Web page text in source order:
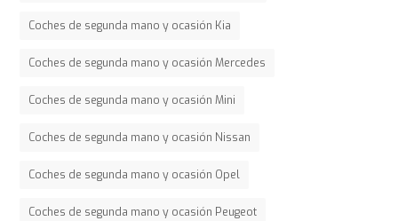
Coches de segunda mano y ocasión Kia
Coches de segunda mano y ocasión Mercedes
Coches de segunda mano y ocasión Mini
Coches de segunda mano y ocasión Nissan
Coches de segunda mano y ocasión Opel
Coches de segunda mano y ocasión Peugeot